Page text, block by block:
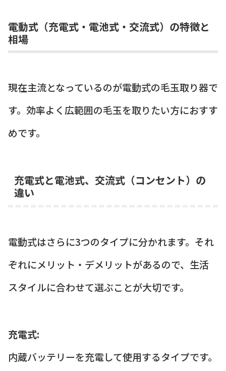
電動式（充電式・電池式・交流式）の特徴と
相場
現在主流となっているのが電動式の毛玉取り器で
す。効率よく広範囲の毛玉を取りたい方におすす
めです。
充電式と電池式、交流式（コンセント）の
違い
電動式はさらに3つのタイプに分かれます。それ
ぞれにメリット・デメリットがあるので、生活
スタイルに合わせて選ぶことが大切です。
充電式:
内蔵バッテリーを充電して使用するタイプです。